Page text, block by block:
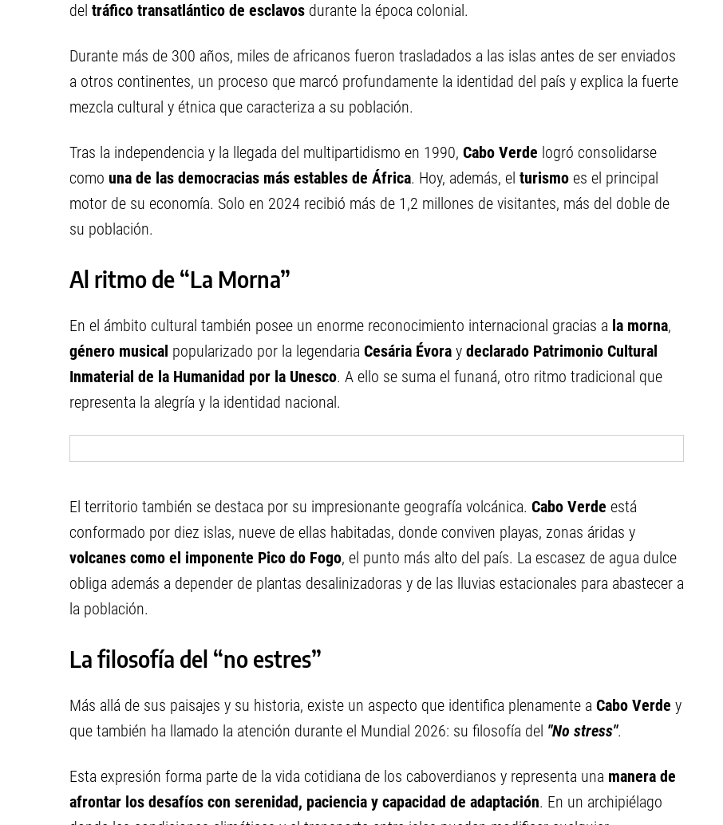
del tráfico transatlántico de esclavos durante la época colonial.
Durante más de 300 años, miles de africanos fueron trasladados a las islas antes de ser enviados
a otros continentes, un proceso que marcó profundamente la identidad del país y explica la fuerte
mezcla cultural y étnica que caracteriza a su población.
Tras la independencia y la llegada del multipartidismo en 1990, Cabo Verde logró consolidarse
como una de las democracias más estables de África. Hoy, además, el turismo es el principal
motor de su economía. Solo en 2024 recibió más de 1,2 millones de visitantes, más del doble de
su población.
Al ritmo de “La Morna”
En el ámbito cultural también posee un enorme reconocimiento internacional gracias a la morna,
género musical popularizado por la legendaria Cesária Évora y declarado Patrimonio Cultural
Inmaterial de la Humanidad por la Unesco. A ello se suma el funaná, otro ritmo tradicional que
representa la alegría y la identidad nacional.
El territorio también se destaca por su impresionante geografía volcánica. Cabo Verde está
conformado por diez islas, nueve de ellas habitadas, donde conviven playas, zonas áridas y
volcanes como el imponente Pico do Fogo, el punto más alto del país. La escasez de agua dulce
obliga además a depender de plantas desalinizadoras y de las lluvias estacionales para abastecer a
la población.
La filosofía del “no estres”
Más allá de sus paisajes y su historia, existe un aspecto que identifica plenamente a Cabo Verde y
que también ha llamado la atención durante el Mundial 2026: su filosofía del "No stress".
Esta expresión forma parte de la vida cotidiana de los caboverdianos y representa una manera de
afrontar los desafíos con serenidad, paciencia y capacidad de adaptación. En un archipiélago